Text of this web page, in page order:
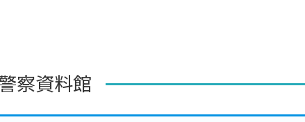
察資料館